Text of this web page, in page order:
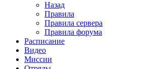
Назад
Правила
Правила сервера
Правила форума
Расписание
Видео
Миссии